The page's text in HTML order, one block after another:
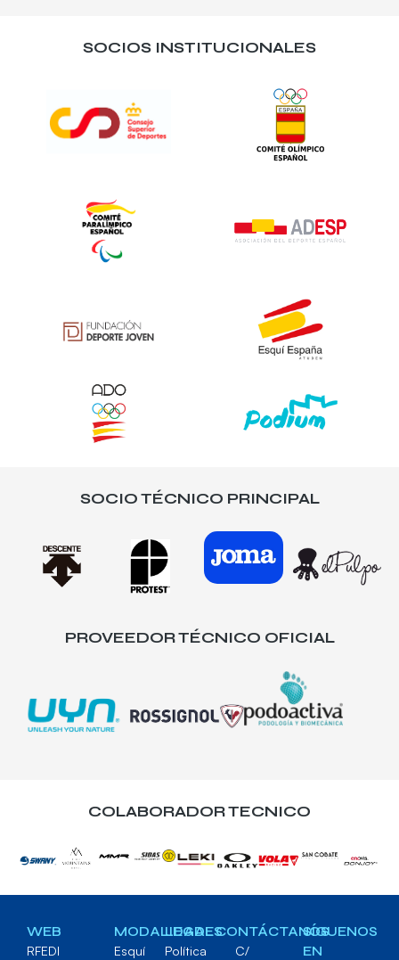
SOCIOS INSTITUCIONALES
SOCIO TÉCNICO PRINCIPAL
PROVEEDOR TÉCNICO OFICIAL
COLABORADOR TECNICO
WEB
RFEDI
MODALIDADES
Esquí
LEGAL
Política
CONTÁCTANOS
C/
SÍGUENOS
EN